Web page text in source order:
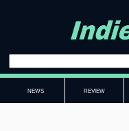
NEWS REVIEW